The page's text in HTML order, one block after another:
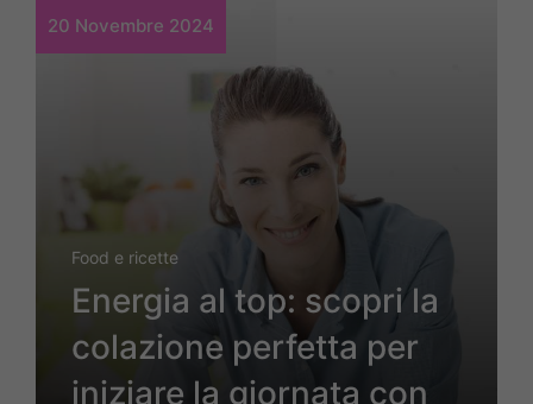
20 Novembre 2024
Food e ricette
Energia al top: scopri la
colazione perfetta per
iniziare la giornata con